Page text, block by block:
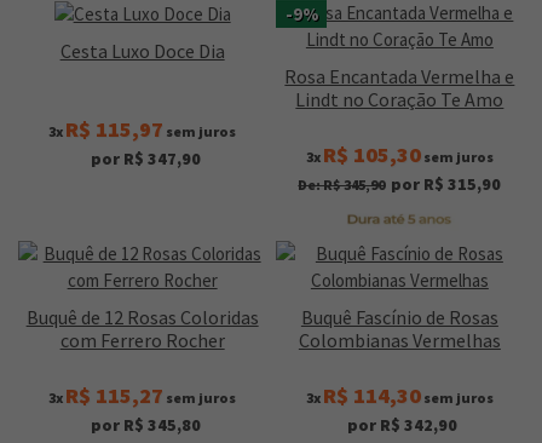
Cesta Luxo Doce Dia
3x R$ 115,97 sem juros
por R$ 347,90
-9%
Rosa Encantada Vermelha e
Lindt no Coração Te Amo
3x R$ 105,30sem juros
De: R$ 345,90 por R$ 315,90
Buquê de 12 Rosas Coloridas
com Ferrero Rocher
3x R$ 115,27 sem juros
por R$ 345,80
Buquê Fascínio de Rosas
Colombianas Vermelhas
3x R$ 114,30sem juros
por R$ 342,90